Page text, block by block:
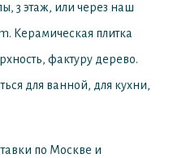
3 этаж, или через наш
Керамическая плитка
фактуру дерево.
для ванной, для кухни,
по Москве и